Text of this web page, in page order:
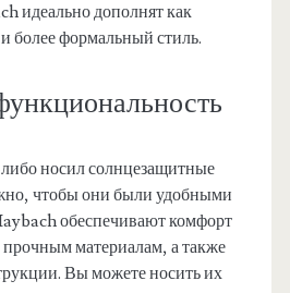
идеально дополнят как
более формальный стиль.
носил солнцезащитные
чтобы они были удобными
обеспечивают комфорт
прочным материалам, а также
Вы можете носить их